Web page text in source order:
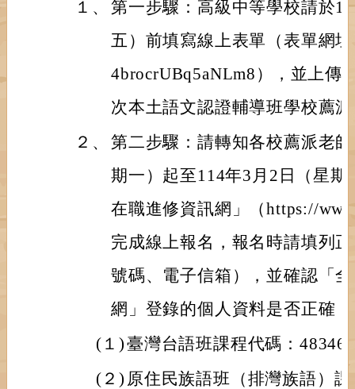
１、 第一步驟：高級中等學校請於
五）前填寫線上表單（表單網
4brocrUBq5aNLm8），並上傳
次本土語文認證輔導班學校薦
２、 第二步驟：請轉知各校薦派老
期一）起至114年3月2日（星
在職進修資訊網」（https://
完成線上報名，報名時請填列
號碼、電子信箱），並確認「
網」登錄的個人資料是否正確
(１)臺灣台語班課程代碼：
(２) 原住民族語班（排灣族語）